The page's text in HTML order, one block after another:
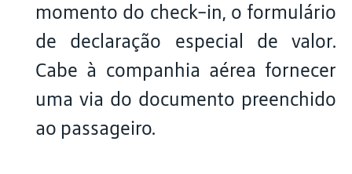
momento do check-in, o formulário
de declaração especial de valor.
Cabe à companhia aérea fornecer
uma via do documento preenchido
ao passageiro.